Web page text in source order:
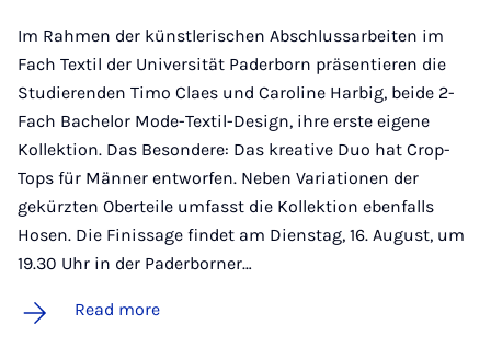
Im Rahmen der künstlerischen Abschlussarbeiten im
Fach Textil der Universität Paderborn präsentieren die
Studierenden Timo Claes und Caroline Harbig, beide 2-
Fach Bachelor Mode-Textil-Design, ihre erste eigene
Kollektion. Das Besondere: Das kreative Duo hat Crop-
Tops für Männer entworfen. Neben Variationen der
gekürzten Oberteile umfasst die Kollektion ebenfalls
Hosen. Die Finissage findet am Dienstag, 16. August, um
19.30 Uhr in der Paderborner…
Read more